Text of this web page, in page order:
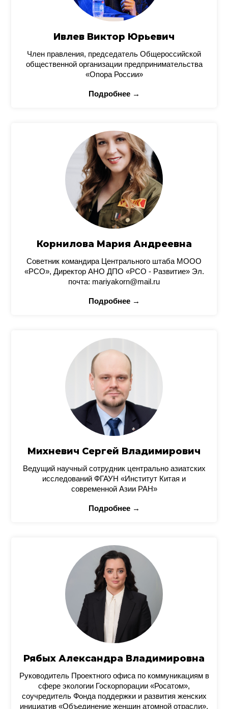
Ивлев Виктор Юрьевич
Член правления, председатель Общероссийской
общественной организации предпринимательства
«Опора России»
Подробнее →
Корнилова Мария Андреевна
Советник командира Центрального штаба МООО
«РСО», Директор АНО ДПО «РСО - Развитие» Эл.
почта: mariyakorn@mail.ru
Подробнее →
Михневич Сергей Владимирович
Ведущий научный сотрудник центрально азиатских
исследований ФГАУН «Институт Китая и
современной Азии РАН»
Подробнее →
Рябых Александра Владимировна
Руководитель Проектного офиса по коммуникациям в
сфере экологии Госкорпорации «Росатом»,
соучредитель Фонда поддержки и развития женских
инициатив «Объединение женщин атомной отрасли»,